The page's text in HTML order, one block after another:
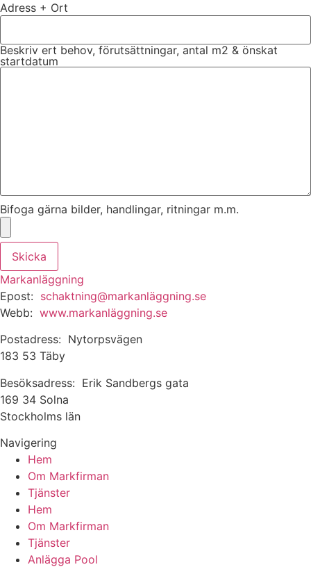
Adress + Ort
Beskriv ert behov, förutsättningar, antal m2 & önskat
startdatum
Bifoga gärna bilder, handlingar, ritningar m.m.
Skicka
Markanläggning
Epost: schaktning@markanläggning.se
Webb: www.markanläggning.se
Postadress: Nytorpsvägen
183 53 Täby
Besöksadress: Erik Sandbergs gata
169 34 Solna
Stockholms län
Navigering
Hem
Om Markfirman
Tjänster
Hem
Om Markfirman
Tjänster
Anlägga Pool